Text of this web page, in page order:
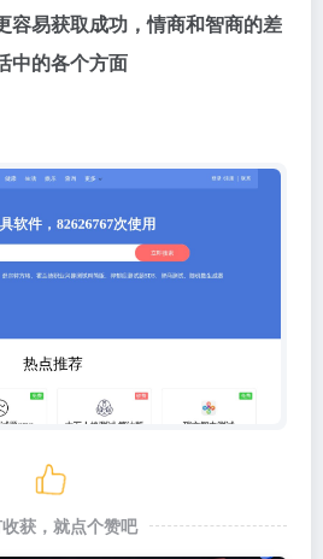
容易获取成功，情商和智商的差
中的各个方面
获，就点个赞吧